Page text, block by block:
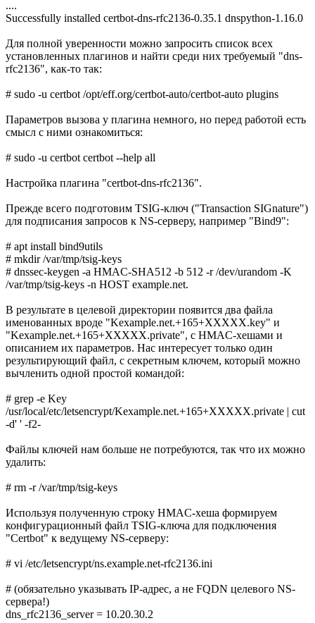
....
Successfully installed certbot-dns-rfc2136-0.35.1 dnspython-1.16.0
Для полной уверенности можно запросить список всех
установленных плагинов и найти среди них требуемый "dns-
rfc2136", как-то так:
# sudo -u certbot /opt/eff.org/certbot-auto/certbot-auto plugins
Параметров вызова у плагина немного, но перед работой есть
смысл с ними ознакомиться:
# sudo -u certbot certbot --help all
Настройка плагина "certbot-dns-rfc2136".
Прежде всего подготовим TSIG-ключ ("Transaction SIGnature")
для подписания запросов к NS-серверу, например "Bind9":
# apt install bind9utils
# mkdir /var/tmp/tsig-keys
# dnssec-keygen -a HMAC-SHA512 -b 512 -r /dev/urandom -K
/var/tmp/tsig-keys -n HOST example.net.
В результате в целевой директории появится два файла
именованных вроде "Kexample.net.+165+XXXXX.key" и
"Kexample.net.+165+XXXXX.private", с HMAC-хешами и
описанием их параметров. Нас интересует только один
результирующий файл, с секретным ключем, который можно
вычленить одной простой командой:
# grep -e Key
/usr/local/etc/letsencrypt/Kexample.net.+165+XXXXX.private | cut
-d' ' -f2-
Файлы ключей нам больше не потребуются, так что их можно
удалить:
# rm -r /var/tmp/tsig-keys
Используя полученную строку HMAC-хеша формируем
конфигурационный файл TSIG-ключа для подключения
"Certbot" к ведущему NS-серверу:
# vi /etc/letsencrypt/ns.example.net-rfc2136.ini
# (обязательно указывать IP-адрес, а не FQDN целевого NS-
сервера!)
dns_rfc2136_server = 10.20.30.2